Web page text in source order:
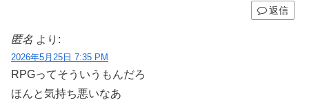
返信
匿名 より:
2026年5月25日 7:35 PM
RPGってそういうもんだろ
ほんと気持ち悪いなあ